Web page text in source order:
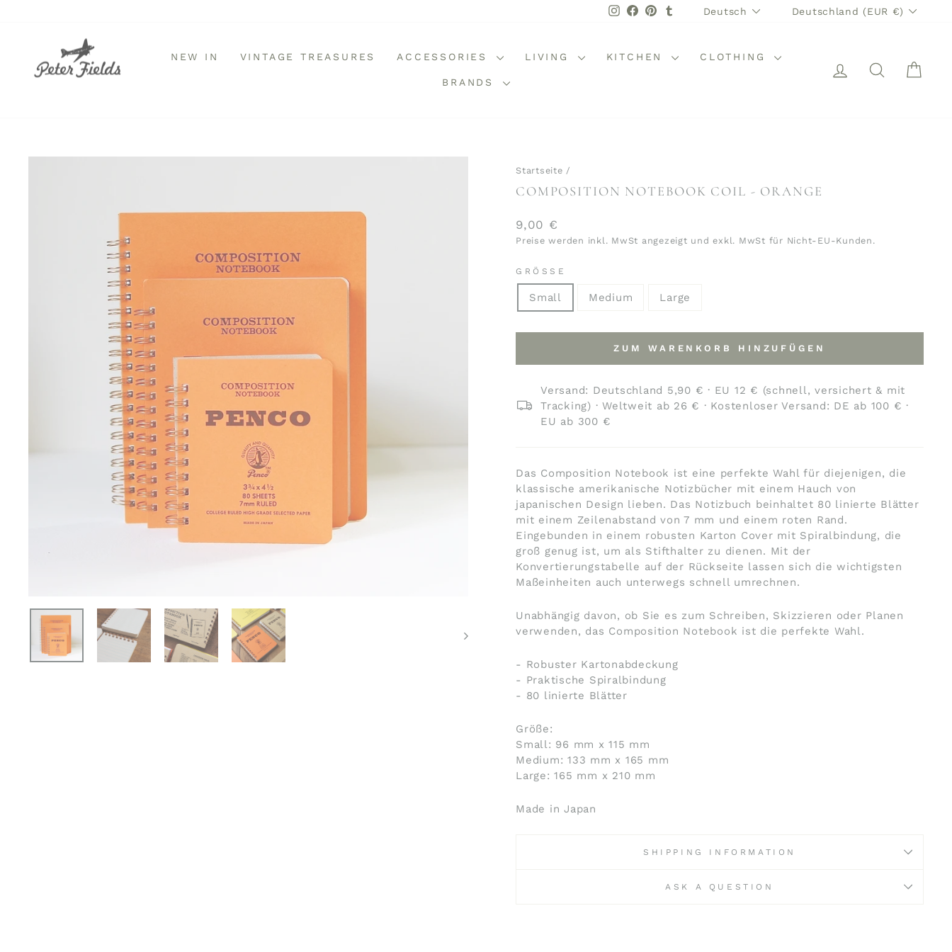
Instagram
Facebook
PinterestTumblrSPRACHE
Deutsch WÄHRUNG
Deutschland (EUR €)
NEW IN VINTAGE TREASURES ACCESSORIES LIVING KITCHEN CLOTHING
BRANDS
EINLOGGEN
SUCHE
Startseite /
COMPOSITION NOTEBOOK COIL - ORANGE
Normaler
Preis
9,00 €
Preise werden inkl. MwSt angezeigt und exkl. MwSt für Nicht-EU-Kunden.
GRÖSSE
Small Medium Large
ZUM WARENKORB HINZUFÜGEN
Versand: Deutschland 5,90 € · EU 12 € (schnell, versichert & mit
Tracking) · Weltweit ab 26 € · Kostenloser Versand: DE ab 100 € ·
EU ab 300 €
Das Composition Notebook ist eine perfekte Wahl für diejenigen, die
klassische amerikanische Notizbücher mit einem Hauch von
japanischen Design lieben. Das Notizbuch beinhaltet 80 linierte Blätter
mit einem Zeilenabstand von 7 mm und einem roten Rand.
Eingebunden in einem robusten Karton Cover mit Spiralbindung, die
groß genug ist, um als Stifthalter zu dienen. Mit der
Konvertierungstabelle auf der Rückseite lassen sich die wichtigsten
Maßeinheiten auch unterwegs schnell umrechnen.
Unabhängig davon, ob Sie es zum Schreiben, Skizzieren oder Planen
verwenden, das Composition Notebook ist die perfekte Wahl.
- Robuster Kartonabdeckung
- Praktische Spiralbindung
- 80 linierte Blätter
Größe:
Small: 96 mm x 115 mm
Medium: 133 mm x 165 mm
Large: 165 mm x 210 mm
Made in Japan
SHIPPING INFORMATION
ASK A QUESTION